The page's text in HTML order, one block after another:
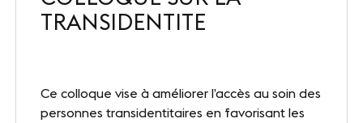
Nos sites
Nos références
TRANSIDENTITE
Ce colloque vise à améliorer l’accès au soin des
personnes transidentitaires en favorisant les